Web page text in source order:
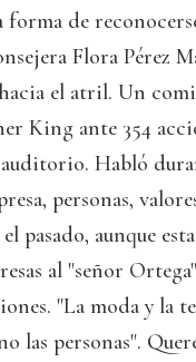
forma de
Flora Pérez
el atril. Un
King ante 354
auditorio. Habló
personas,
pasado, aunque
al "señor
"La moda y la
las personas".